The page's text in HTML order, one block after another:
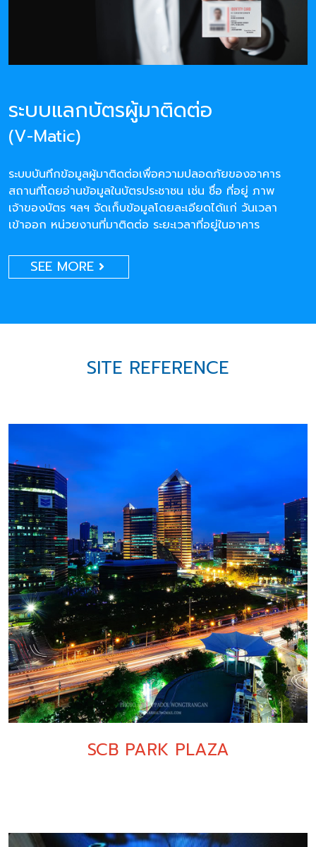
ระบบแลกบัตรผู้มาติดต่อ
(V-Matic)
ระบบบันทึกข้อมูลผู้มาติดต่อเพื่อความปลอดภัยของอาคาร
สถานที่โดยอ่านข้อมูลในบัตรประชาชน เช่น ชื่อ ที่อยู่ ภาพ
เจ้าของบัตร ฯลฯ จัดเก็บข้อมูลโดยละเอียดได้แก่ วันเวลา
เข้าออก หน่วยงานที่มาติดต่อ ระยะเวลาที่อยู่ในอาคาร
SEE MORE
SITE REFERENCE
SCB PARK PLAZA